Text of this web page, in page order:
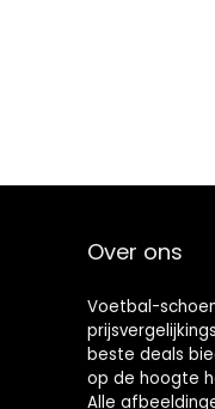
Over ons
Voetbal-
beste deals
op de hoogte
Alle